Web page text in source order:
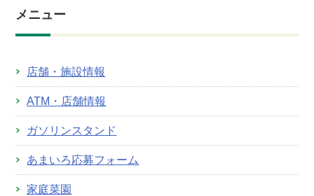
メニュー
店舗・施設情報
ATM・店舗情報
ガソリンスタンド
あまいろ応募フォーム
家庭菜園